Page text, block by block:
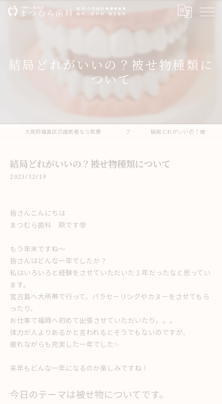
結局どれがいいの？被せ物種類に
ついて
大阪府福島区の歯医者なら医療法人侑和会まつむら歯科 ブログ 結局どれがいいの？被せ物種類について
結局どれがいいの？被せ物種類について
2023/12/19
皆さんこんにちは
まつむら歯科 原です🤓
もう年末ですね～
皆さんはどんな一年でしたか？
私はいろいろと経験をさせていただいた１年だったなと思ってい
ます。
宮古島へ大所帯で行って、パラセーリングやカヌーをさせてもら
ったり、
お仕事で福岡へ初めて出張させていただいたり。。。
体力が人よりあるかと言われるとそうでもないのですが、
疲れながらも充実した一年でした✨
来年もどんな一年になるのか楽しみですね！
今日のテーマは被せ物についてです。